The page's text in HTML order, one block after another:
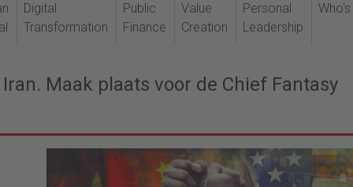
Digital
Transformation
Public
Finance
Value
Creation
Personal
Leadership
Maak plaats voor de Chief Fantasy